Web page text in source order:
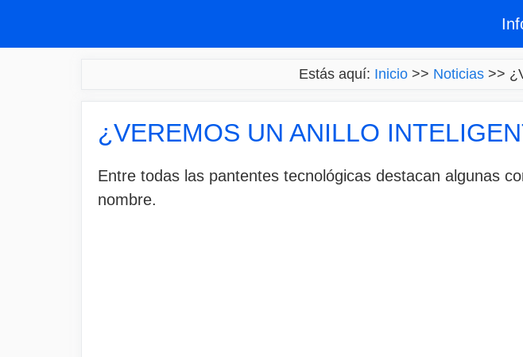
Estás aquí: Inicio>> Noticias>>
¿VEREMOS UN ANILLO
Entre todas las pantentes tecnológicas destacan algunas
nombre.